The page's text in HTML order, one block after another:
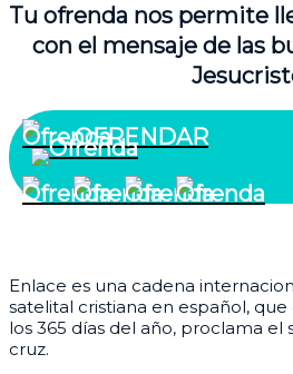
Tu ofrenda nos permite
con el mensaje de las
OFRENDAR
Enlace es una cadena
satelital cristiana en español, que
los 365 días del año, proclama el
cruz.